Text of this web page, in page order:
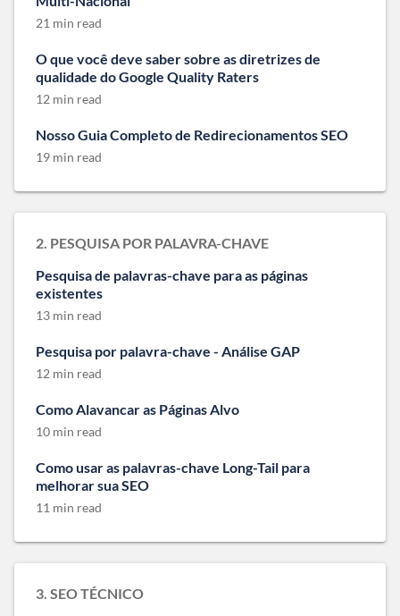
21 min read
O que você deve saber sobre as diretrizes de
qualidade do Google Quality Raters
12 min read
Nosso Guia Completo de Redirecionamentos SEO
19 min read
2. PESQUISA POR PALAVRA-CHAVE
Pesquisa de palavras-chave para as páginas
existentes
13 min read
Pesquisa por palavra-chave - Análise GAP
12 min read
Como Alavancar as Páginas Alvo
10 min read
Como usar as palavras-chave Long-Tail para
melhorar sua SEO
11 min read
3. SEO TÉCNICO